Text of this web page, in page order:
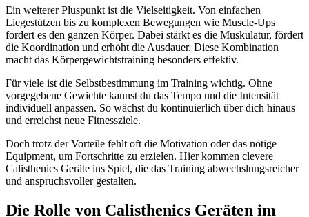
Ein weiterer Pluspunkt ist die Vielseitigkeit. Von einfachen
Liegestützen bis zu komplexen Bewegungen wie Muscle-Ups
fordert es den ganzen Körper. Dabei stärkt es die Muskulatur, fördert
die Koordination und erhöht die Ausdauer. Diese Kombination
macht das Körpergewichtstraining besonders effektiv.
Für viele ist die Selbstbestimmung im Training wichtig. Ohne
vorgegebene Gewichte kannst du das Tempo und die Intensität
individuell anpassen. So wächst du kontinuierlich über dich hinaus
und erreichst neue Fitnessziele.
Doch trotz der Vorteile fehlt oft die Motivation oder das nötige
Equipment, um Fortschritte zu erzielen. Hier kommen clevere
Calisthenics Geräte ins Spiel, die das Training abwechslungsreicher
und anspruchsvoller gestalten.
Die Rolle von Calisthenics Geräten im